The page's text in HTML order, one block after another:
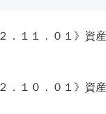
．１１．０１》資
．１０．０１》資